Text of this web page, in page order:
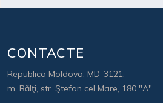
CONTACTE
Republica Moldova, MD-3121,
m. Bălţi, str. Ştefan cel Mare, 180 "A"